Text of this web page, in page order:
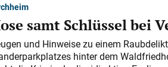
samt Schlüssel bei
und Hinweise zu einem
hinter dem